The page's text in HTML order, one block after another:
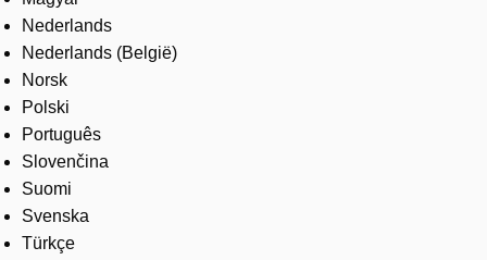
Nederlands
Nederlands (België)
Norsk
Polski
Português
Slovenčina
Suomi
Svenska
Türkçe